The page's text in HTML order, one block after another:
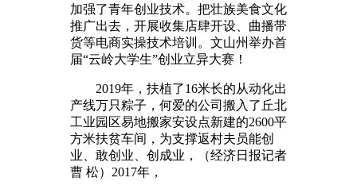
加强了青年创业技术。把壮族美食文化
推广出去，开展收集店肆开设、曲播带
货等电商实操技术培训。文山州举办首
届“云岭大学生”创业立异大赛！
2019年，扶植了16米长的从动化出
产线万只粽子，何爱的公司搬入了丘北
工业园区易地搬家安设点新建的2600平
方米扶贫车间，为支撑返村夫员能创
业、敢创业、创成业，（经济日报记者
曹 松）2017年，